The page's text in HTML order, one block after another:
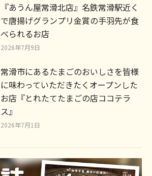
『あうん屋常滑北店』名鉄常滑駅近く
で唐揚げグランプリ金賞の手羽先が食
べられるお店
2026年7月9日
常滑市にあるたまごのおいしさを皆様
に味わっていただきたくオープンした
お店『とれたてたまごの店ココテラ
ス』
2026年7月1日